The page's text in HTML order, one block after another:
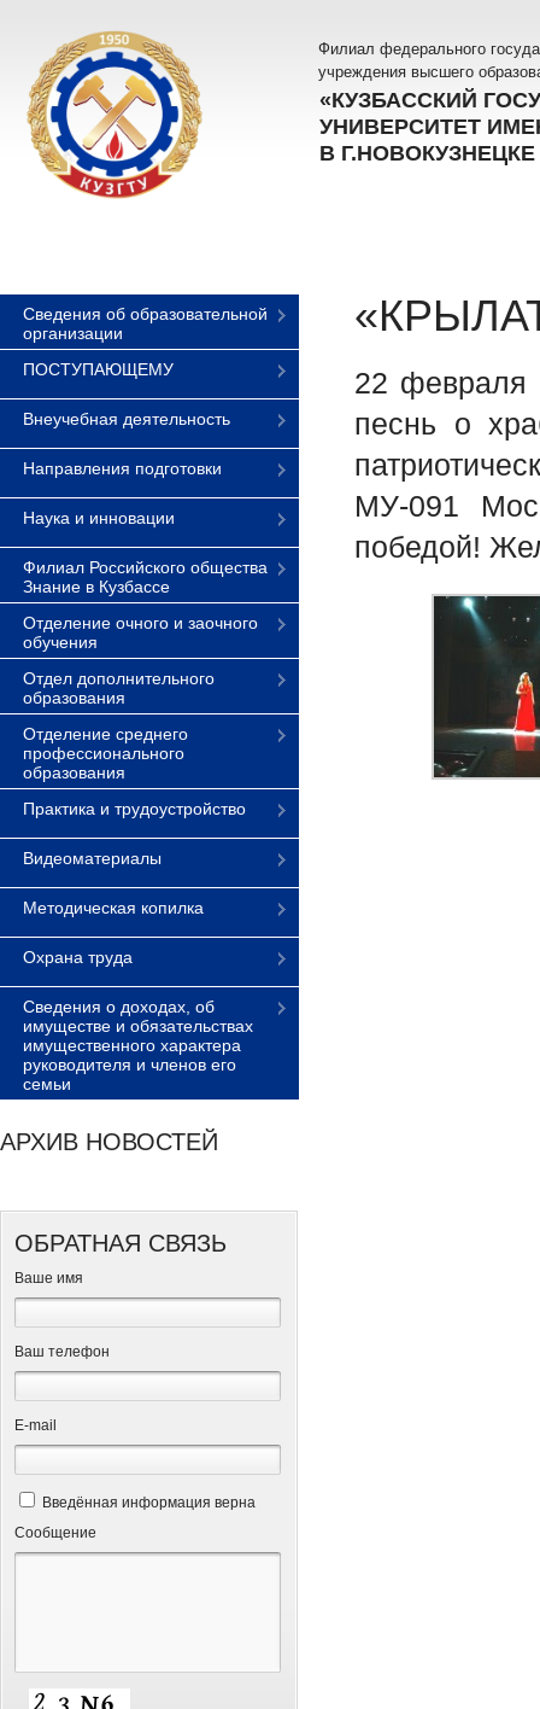
Филиал федерального
учреждения высшего
«КУЗБАССКИЙ
УНИВЕРСИТЕТ
В Г.НОВОКУЗНЕЦКЕ
Сведения об образовательной
организации
ПОСТУПАЮЩЕМУ
Внеучебная деятельность
Направления подготовки
Наука и инновации
Филиал Российского общества
Знание в Кузбассе
Отделение очного и заочного
обучения
Отдел дополнительного
образования
Отделение среднего
профессионального
образования
Практика и трудоустройство
Видеоматериалы
Методическая копилка
Охрана труда
Сведения о доходах, об
имуществе и обязательствах
имущественного характера
руководителя и членов его
семьи
АРХИВ НОВОСТЕЙ
ОБРАТНАЯ СВЯЗЬ
Ваше имя
Ваш телефон
Е-mail
Введённая информация верна
Сообщение
22 февраля
песнь о
МУ-091
победой!